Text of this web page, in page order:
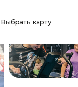
Выбрать карту